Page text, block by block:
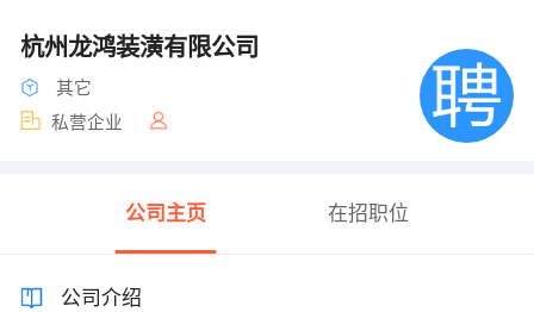
杭州龙鸿装潢有限公司
其它
私营企业
公司主页 在招职位
公司介绍